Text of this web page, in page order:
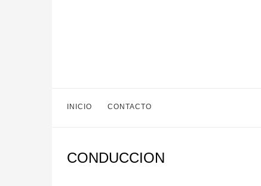
INICIO CONTACTO
CONDUCCION